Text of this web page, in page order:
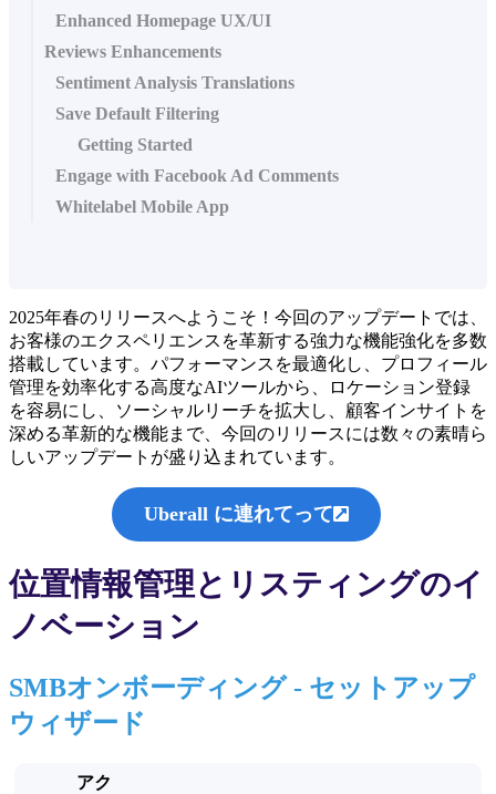
Enhanced Homepage UX/UI
Reviews Enhancements
Sentiment Analysis Translations
Save Default Filtering
Getting Started
Engage with Facebook Ad Comments
Whitelabel Mobile App
2025年春のリリースへようこそ！今回のアップデートでは、
お客様のエクスペリエンスを革新する強力な機能強化を多数
搭載しています。パフォーマンスを最適化し、プロフィール
管理を効率化する高度なAIツールから、ロケーション登録
を容易にし、ソーシャルリーチを拡大し、顧客インサイトを
深める革新的な機能まで、今回のリリースには数々の素晴ら
しいアップデートが盛り込まれています。
Uberall に連れてって
位置情報管理とリスティングのイ
ノベーション
SMBオンボーディング - セットアップ
ウィザード
アク